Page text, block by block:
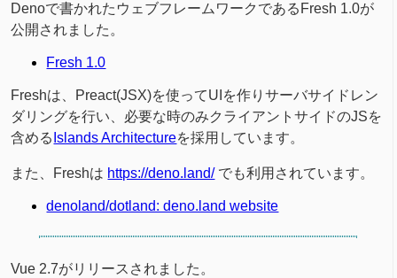
Denoで書かれたウェブフレームワークであるFresh 1.0が
公開されました。
Fresh 1.0
Freshは、Preact(JSX)を使ってUIを作りサーバサイドレン
ダリングを行い、必要な時のみクライアントサイドのJSを
含める Islands Architectureを採用しています。
また、Freshは https://deno.land/でも利用されています。
denoland/dotland: deno.land website
Vue 2.7がリリースされました。